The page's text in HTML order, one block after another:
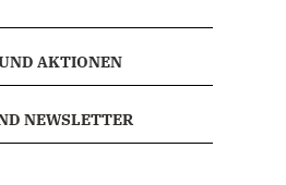
AKTIONEN
NEWSLETTER